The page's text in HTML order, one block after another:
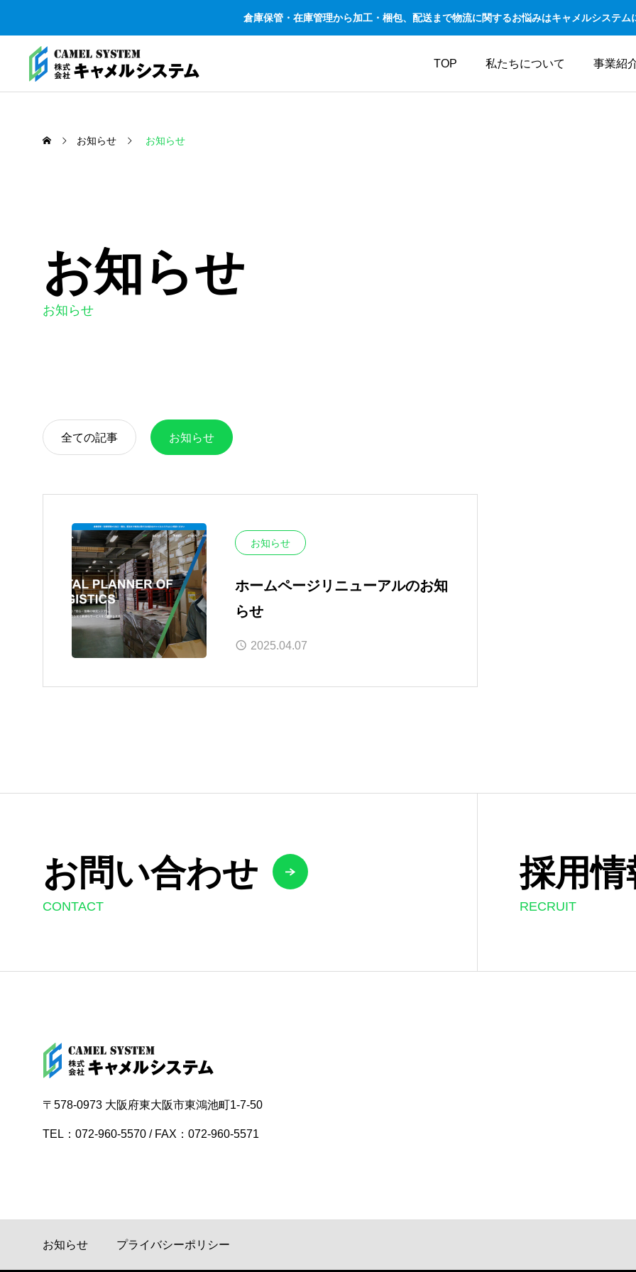
倉庫保管・在庫管理から加工・梱包、配送まで物流に関するお悩みはキャメルシステム
TOP 私たちについて 事業紹
お知らせ お知らせ
お知らせ
お知らせ
全ての記事 お知らせ
お知らせ
ホームページリニューアルのお知
らせ
2025.04.07
お問い合わせ
CONTACT
採用情
RECRUIT
〒578-0973 大阪府東大阪市東鴻池町1-7-50
TEL：072-960-5570 / FAX：072-960-5571
お知らせ プライバシーポリシー